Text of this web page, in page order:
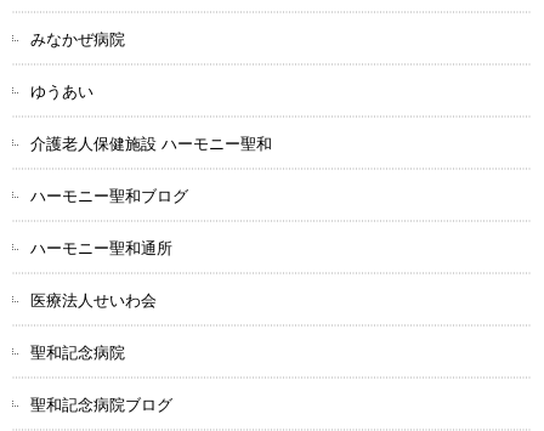
みなかぜ病院
ゆうあい
介護老人保健施設 ハーモニー聖和
ハーモニー聖和ブログ
ハーモニー聖和通所
医療法人せいわ会
聖和記念病院
聖和記念病院ブログ